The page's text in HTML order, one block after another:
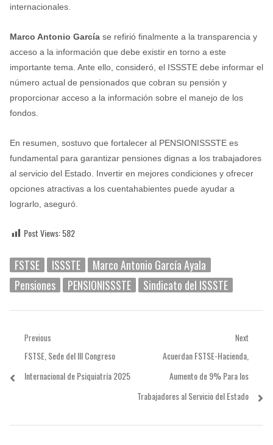
internacionales.
Marco Antonio Garcíase refirió finalmente a la transparencia y
acceso a la información que debe existir en torno a este
importante tema. Ante ello, consideró, el ISSSTE debe informar el
número actual de pensionados que cobran su pensión y
proporcionar acceso a la información sobre el manejo de los
fondos.
En resumen, sostuvo que fortalecer al PENSIONISSSTE es
fundamental para garantizar pensiones dignas a los trabajadores
al servicio del Estado. Invertir en mejores condiciones y ofrecer
opciones atractivas a los cuentahabientes puede ayudar a
lograrlo, aseguró.
Post Views: 582
FSTSE ISSSTE
Marco Antonio García Ayala
Pensiones
PENSIONISSSTE Sindicato del ISSSTE
Navegación
entradas
Previous
Previous
post:
FSTSE, Sede del III Congreso
Internacional de Psiquiatría 2025
Next
Next
post:
Acuerdan FSTSE-Hacienda,
Aumento de 9% Para los
Trabajadores al Servicio del Estado